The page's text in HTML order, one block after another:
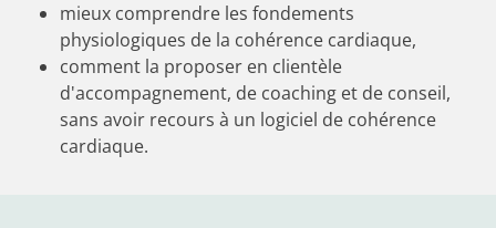
mieux comprendre les fondements
physiologiques de la cohérence cardiaque,
comment la proposer en clientèle
d'accompagnement, de coaching et de conseil,
sans avoir recours à un logiciel de cohérence
cardiaque.